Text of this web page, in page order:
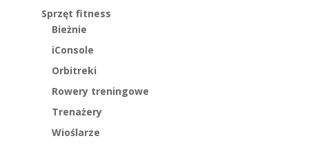
Sprzęt fitness
Bieżnie
iConsole
Orbitreki
Rowery treningowe
Trenażery
Wioślarze